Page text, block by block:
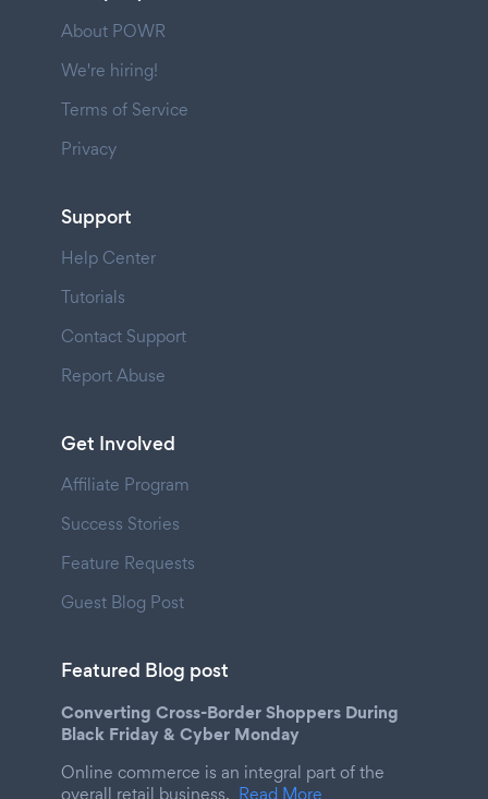
About POWR
We're hiring!
Terms of Service
Privacy
Support
Help Center
Tutorials
Contact Support
Report Abuse
Get Involved
Affiliate Program
Success Stories
Feature Requests
Guest Blog Post
Featured Blog post
Converting Cross-Border Shoppers During
Black Friday & Cyber Monday
Online commerce is an integral part of the
overall retail business. Read More